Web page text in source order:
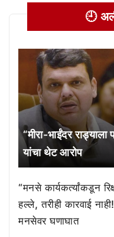
🕘
“मीरा-भाईंदर
यांचा थेट आरोप
“मनसे कार्यकर्त्यांकडून
हल्ले, तरीही कारवाई
मनसेवर घणाघात